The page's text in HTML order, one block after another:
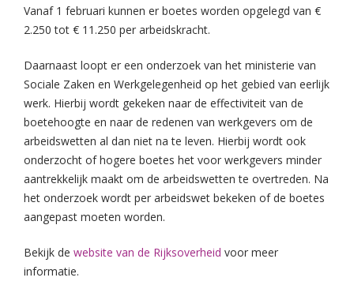
Vanaf 1 februari kunnen er boetes worden opgelegd van €
2.250 tot € 11.250 per arbeidskracht.
Daarnaast loopt er een onderzoek van het ministerie van
Sociale Zaken en Werkgelegenheid op het gebied van eerlijk
werk. Hierbij wordt gekeken naar de effectiviteit van de
boetehoogte en naar de redenen van werkgevers om de
arbeidswetten al dan niet na te leven. Hierbij wordt ook
onderzocht of hogere boetes het voor werkgevers minder
aantrekkelijk maakt om de arbeidswetten te overtreden. Na
het onderzoek wordt per arbeidswet bekeken of de boetes
aangepast moeten worden.
Bekijk de website van de Rijksoverheid voor meer
informatie.